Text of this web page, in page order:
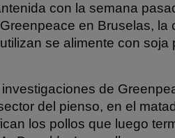
con la semana
en Bruselas, la
se alimente con soja
de
del pienso, en el
los pollos que luego